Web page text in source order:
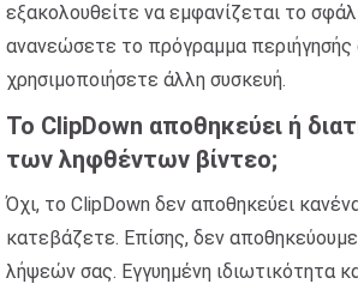
εξακολουθείτε να εμφανίζεται το
ανανεώσετε το πρόγραμμα περιήγησής
χρησιμοποιήσετε άλλη συσκευή.
Το ClipDown αποθηκεύει ή
των ληφθέντων βίντεο;
Όχι, το ClipDown δεν αποθηκεύει
κατεβάζετε. Επίσης, δεν αποθηκεύουμε
λήψεών σας. Εγγυημένη ιδιωτικότητα